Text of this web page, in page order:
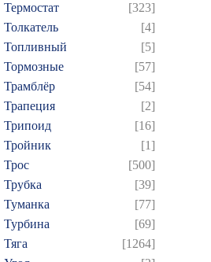
Термостат
[323]
Толкатель
[4]
Топливный
[5]
Тормозные
[57]
Трамблёр
[54]
Трапеция
[2]
Трипоид
[16]
Тройник
[1]
Трос
[500]
Трубка
[39]
Туманка
[77]
Турбина
[69]
Тяга
[1264]